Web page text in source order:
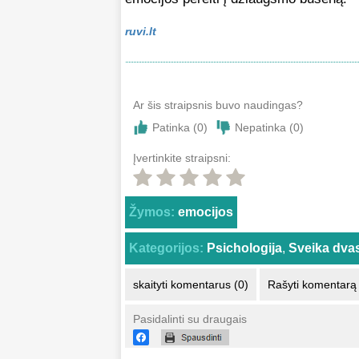
ruvi.lt
Ar šis straipsnis buvo naudingas?
Patinka (0) Nepatinka (0)
Įvertinkite straipsni:
Žymos: emocijos
Kategorijos: Psichologija, Sveika
skaityti komentarus (0) Rašyti komentarą
Pasidalinti su draugais